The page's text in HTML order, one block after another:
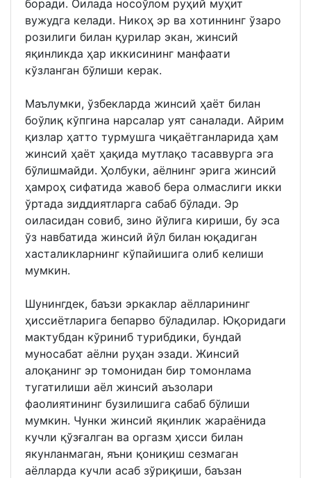
боради. Оилада носоўлом руҳий муҳит
вужудга келади. Никоҳ эр ва хотиннинг ўзаро
розилиги билан қурилар экан, жинсий
яқинликда ҳар иккисининг манфаати
кўзланган бўлиши керак.
Маълумки, ўзбекларда жинсий ҳаёт билан
боўлиқ кўпгина нарсалар уят саналади. Айрим
қизлар ҳатто турмушга чиқаётганларида ҳам
жинсий ҳаёт ҳақида мутлақо тасаввурга эга
бўлишмайди. Ҳолбуки, аёлнинг эрига жинсий
ҳамроҳ сифатида жавоб бера олмаслиги икки
ўртада зиддиятларга сабаб бўлади. Эр
оиласидан совиб, зино йўлига кириши, бу эса
ўз навбатида жинсий йўл билан юқадиган
хасталикларнинг кўпайишига олиб келиши
мумкин.
Шунингдек, баъзи эркаклар аёлларининг
ҳиссиётларига бепарво бўладилар. Юқоридаги
мактубдан кўриниб турибдики, бундай
муносабат аёлни руҳан эзади. Жинсий
алоқанинг эр томонидан бир томонлама
тугатилиши аёл жинсий аъзолари
фаолиятининг бузилишига сабаб бўлиши
мумкин. Чунки жинсий яқинлик жараёнида
кучли қўз­ғалган ва оргазм ҳисси билан
якунланмаган, яъни қониқиш сезмаган
аёлларда кучли асаб зўриқиши, баъзан